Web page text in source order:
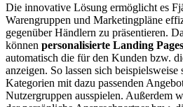
Die innovative Lösung ermöglicht es
Warengruppen und Marketingpläne
gegenüber Händlern zu präsentieren.
können personalisierte Landing Pages
automatisch die für den Kunden bzw.
anzeigen. So lassen sich
Kategorien mit dazu passenden
Nutzergruppen ausspielen. Außerdem